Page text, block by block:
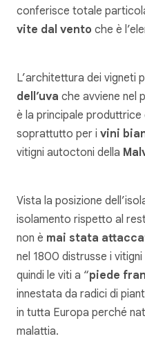
conferisce totale
vite dal vento che è
L’architettura dei vigneti
dell’uva che avviene nel
è la principale produttrice
soprattutto per i vini
vitigni autoctoni della
Vista la posizione
isolamento rispetto al
non è mai stata
nel 1800 distrusse i
quindi le viti a “piede
innestata da radici di
in tutta Europa perché
malattia.